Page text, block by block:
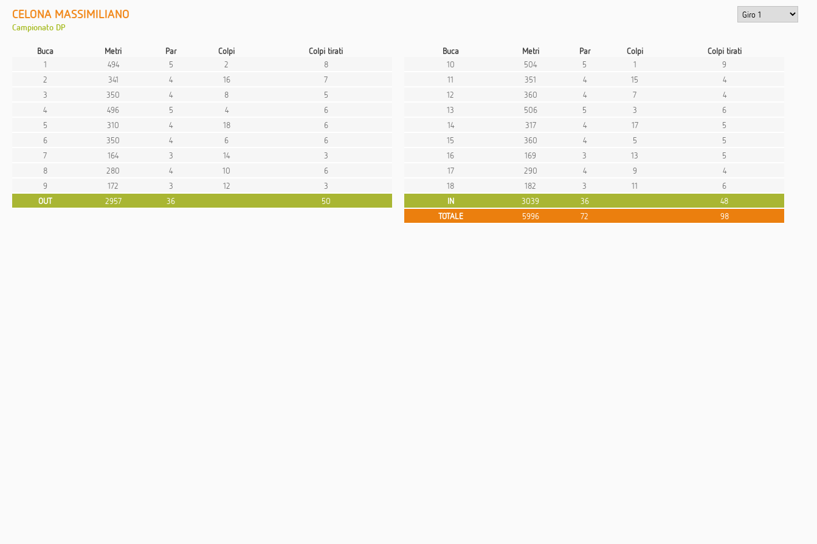
CELONA MASSIMILIANO
Campionato DP
Buca Metri Par Colpi
Colpi tirati
1
494 5 2
8
2
341 4 16
7
3
350 4 8
5
4
496 5 4
6
5
310 4 18
6
6
350 4 6
6
7
164 3 14
3
8
280 4 10
6
9
172 3 12
3
OUT
2957 36 50
Buca Metri Par Colpi
Colpi tirati
10
504 5 1
9
11
351 4 15
4
12
360 4 7
4
13
506 5 3
6
14
317 4 17
5
15
360 4 5
5
16
169 3 13
5
17
290 4 9
4
18
182 3 11
6
IN
3039 36
48
TOTALE
5996 72 98